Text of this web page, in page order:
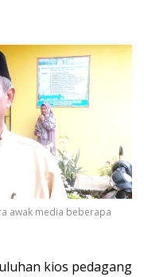
awak media beberapa
kios pedagang